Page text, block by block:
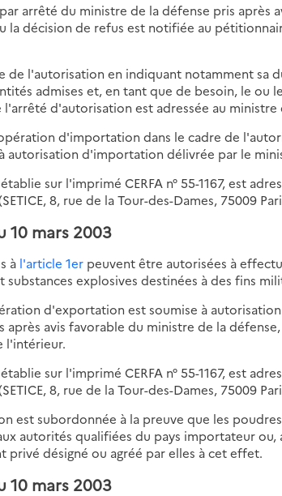
arrêté du ministre de la défense pris après
la décision de refus est notifiée au
de l'autorisation en indiquant notamment sa
admises et, en tant que de besoin, le ou
d'autorisation est adressée au ministre
d'importation dans le cadre de
autorisation d'importation délivrée par le
sur l'imprimé CERFA n° 55-1167, est
8, rue de la Tour-des-Dames, 75009
10 mars 2003
à l'article 1er peuvent être autorisées à
explosives destinées à des fins
d'exportation est soumise à
après avis favorable du ministre de la
l'intérieur.
sur l'imprimé CERFA n° 55-1167, est
8, rue de la Tour-des-Dames, 75009
est subordonnée à la preuve que les
autorités qualifiées du pays importateur ou,
privé désigné ou agréé par elles à cet effet.
10 mars 2003